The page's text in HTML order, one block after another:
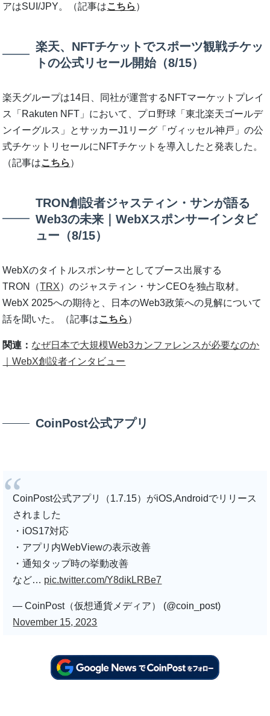
アはSUI/JPY。（記事はこちら ）
楽天、NFTチケットでスポーツ観戦チケッ
トの公式リセール開始（8/15）
楽天グループは14日、同社が運営するNFTマーケットプレイ
ス「Rakuten NFT」において、プロ野球「東北楽天ゴールデ
ンイーグルス」とサッカーJ1リーグ「ヴィッセル神戸」の公
式チケットリセールにNFTチケットを導入したと発表した。
（記事はこちら ）
TRON創設者ジャスティン・サンが語る
Web3の未来｜WebXスポンサーインタビ
ュー（8/15）
WebXのタイトルスポンサーとしてブース出展する
TRON（TRX）のジャスティン・サンCEOを独占取材。
WebX 2025への期待と、日本のWeb3政策への見解について
話を聞いた。（記事はこちら ）
関連： なぜ日本で大規模Web3カンファレンスが必要なのか
｜WebX創設者インタビュー
CoinPost公式アプリ
CoinPost公式アプリ（1.7.15）がiOS,Androidでリリース
されました
・iOS17対応
・アプリ内WebViewの表示改善
・通知タップ時の挙動改善
など… pic.twitter.com/Y8dikLRBe7
— CoinPost（仮想通貨メディア） (@coin_post)
November 15, 2023